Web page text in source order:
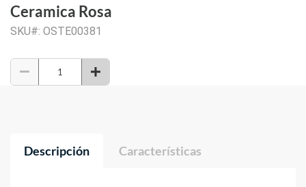
Ceramica Rosa
SKU#: OSTE00381
Descripción Características